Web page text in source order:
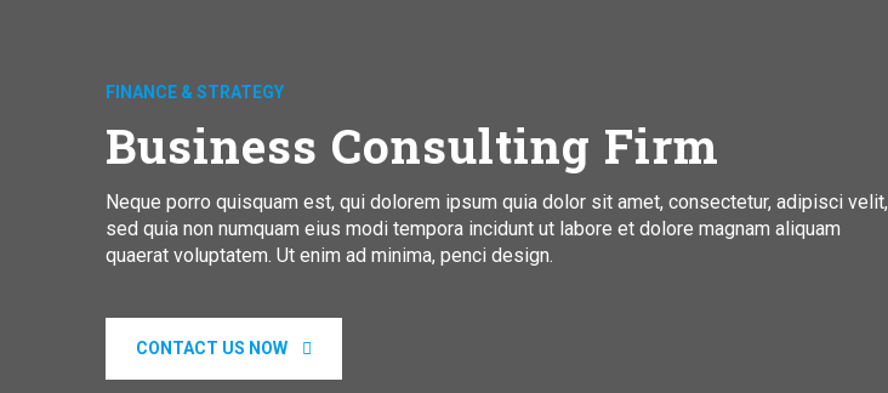
FINANCE & STRATEGY
Business Consulting Firm
Neque porro quisquam est, qui dolorem ipsum quia dolor sit amet, consectetur, adipisci velit,
sed quia non numquam eius modi tempora incidunt ut labore et dolore magnam aliquam
quaerat voluptatem. Ut enim ad minima, penci design.
CONTACT US NOW